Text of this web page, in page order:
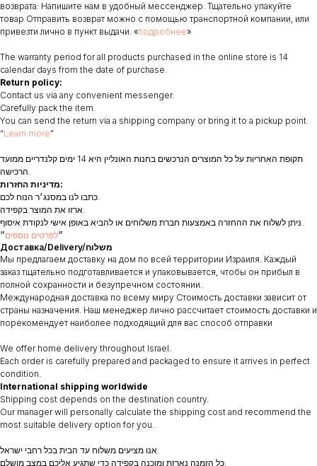
возврата: Напишите нам в удобный мессенджер. Тщательно упакуйте
товар Отправить возврат можно с помощью транспортной компании, или
привезти лично в пункт выдачи. «подробнее»
The warranty period for all products purchased in the online store is 14
calendar days from the date of purchase.
Return policy:
Contact us via any convenient messenger.
Carefully pack the item.
You can send the return via a shipping company or bring it to a pickup point.
“Learn more”
תקופת האחריות על כל המוצרים הנרכשים בחנות האונליין היא 14 ימים קלנדריים ממועד
הרכישה.
מדיניות החזרות:
כתבו לנו במסנג׳ר הנוח לכם.
ארזו את המוצר בקפידה.
ניתן לשלוח את ההחזרה באמצעות חברת משלוחים או להביא באופן אישי לנקודת איסוף.
״לפרטים נוספים״
Доставка/Delivery/משלוח
Мы предлагаем доставку на дом по всей территории Израиля. Каждый
заказ тщательно подготавливается и упаковывается, чтобы он прибыл в
полной сохранности и безупречном состоянии.
Международная доставка по всему миру Стоимость доставки зависит от
страны назначения. Наш менеджер лично рассчитает стоимость доставки и
порекомендует наиболее подходящий для вас способ отправки
We offer home delivery throughout Israel.
Each order is carefully prepared and packaged to ensure it arrives in perfect
condition.
International shipping worldwide
Shipping cost depends on the destination country.
Our manager will personally calculate the shipping cost and recommend the
most suitable delivery option for you.
אנו מציעים משלוח עד הבית בכל רחבי ישראל.
כל הזמנה נארזת ומוכנה בקפידה כדי שתגיע אליכם במצב מושלם.